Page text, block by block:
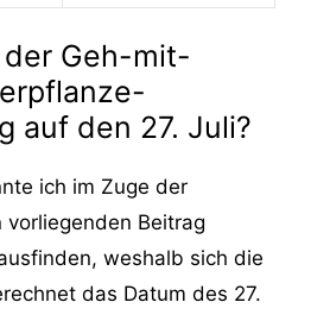
Geh-mit-
auf den 27. Juli?
ich im Zuge der
vorliegenden Beitrag
weshalb sich die
das Datum des 27.